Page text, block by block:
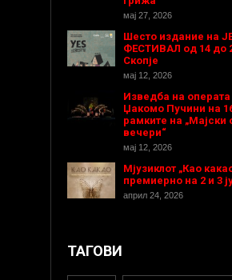
мај 27, 2026
Шесто издание на
ФЕСТИВАЛ од 14 до
Скопје
мај 12, 2026
Изведба на операта
Џакомо Пучини на
рамките на „Мајски
вечери“
мај 12, 2026
Мјузиклот „Као
премиерно на 2 и 3
април 24, 2026
ТАГОВИ